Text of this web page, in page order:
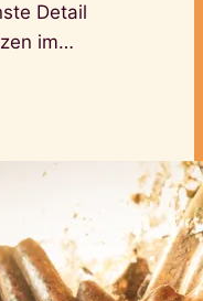
Detail
im…